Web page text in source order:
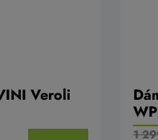
Veroli
1